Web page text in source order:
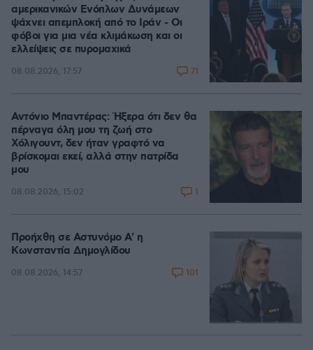
αμερικανικών Ενόπλων Δυνάμεων
ψάχνει απεμπλοκή από το Ιράν - Οι
φόβοι για μια νέα κλιμάκωση και οι
ελλείψεις σε πυρομαχικά
08.08.2026, 17:57 71
Αντόνιο Μπαντέρας: Ήξερα ότι δεν θα
πέρναγα όλη μου τη ζωή στο
Χόλιγουντ, δεν ήταν γραφτό να
βρίσκομαι εκεί, αλλά στην πατρίδα
μου
08.08.2026, 15:02 1
Προήχθη σε Αστυνόμο Α' η
Κωνσταντία Δημογλίδου
08.08.2026, 14:57 101